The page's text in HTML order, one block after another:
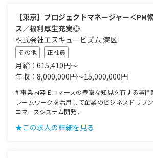
【東京】プロジェクトマネージャー＜
ス／福利厚生充実◎
株式会社エスキュービズム 港区
その他 正社員
月給：615,410円～
年収：8,000,000円～15,000,000円
# 事業内容 Eコマースの豊富な知見を有する専
レームワークを活用して企業のビジネスドリブ
コマースシステム開発...
★この求人の詳細を見る